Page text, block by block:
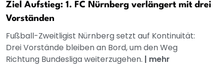
Ziel Aufstieg: 1. FC Nürnberg verlängert mit drei
Vorständen
Fußball-Zweitligist Nürnberg setzt auf Kontinuität:
Drei Vorstände bleiben an Bord, um den Weg
Richtung Bundesliga weiterzugehen. | mehr